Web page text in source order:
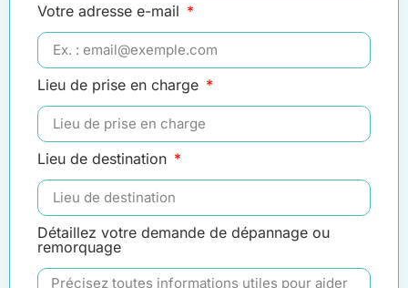
Votre adresse e-mail
Lieu de prise en charge
Lieu de destination
Détaillez votre demande de dépannage ou
remorquage